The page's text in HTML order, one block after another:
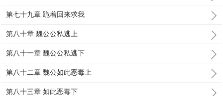
第七十九章 跪着回来求我
第八十章 魏公公私逃上
第八十一章 魏公公私逃下
第八十二章 魏公如此恶毒上
第八十三章 如此恶毒下